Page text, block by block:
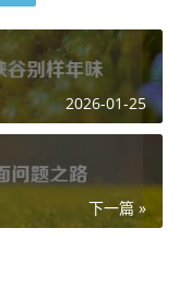
2026-01-25
下一篇 »